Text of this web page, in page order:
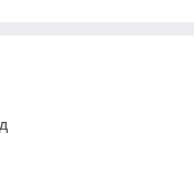
его на полу в
и вывод отходящих
(через съемную